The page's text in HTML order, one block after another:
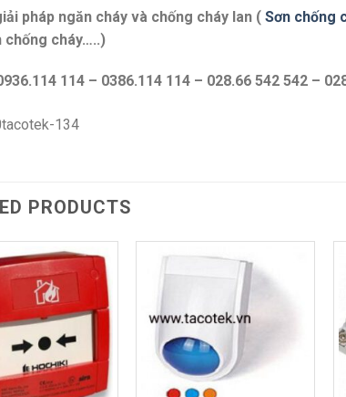
pháp ngăn cháy và chống cháy lan ( Sơn chống
chống cháy…..)
114 – 0386.114 114 – 028.66 542 542 –
PRODUCTS